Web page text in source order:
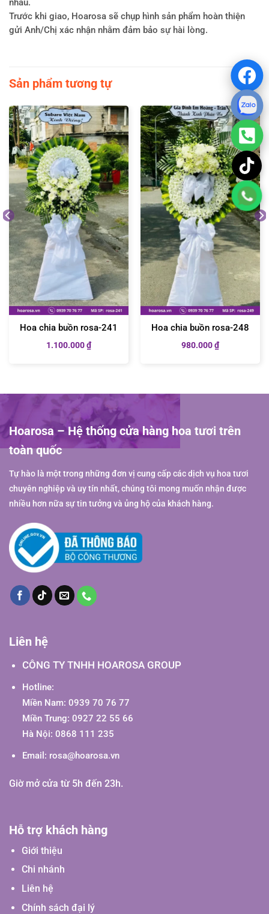
nhau.
Trước khi giao, Hoarosa sẽ chụp hình sản phẩm hoàn thiện
gửi Anh/Chị xác nhận nhằm đảm bảo sự hài lòng.
Sản phẩm tương tự
Hoa chia buồn rosa-241
1.100.000₫
Hoa chia buồn rosa-248
980.000₫
Hoarosa – Hệ thống cửa hàng hoa tươi trên
toàn quốc
Tự hào là một trong những đơn vị cung cấp các dịch vụ hoa tươi
chuyên nghiệp và uy tín nhất, chúng tôi mong muốn nhận được
nhiều hơn nữa sự tin tưởng và ủng hộ của khách hàng.
Liên hệ
CÔNG TY TNHH HOAROSA GROUP
Hotline:
Miền Nam: 0939 70 76 77
Miền Trung: 0927 22 55 66
Hà Nội: 0868 111 235
Email: rosa@hoarosa.vn
Giờ mở cửa từ 5h đến 23h.
Hỗ trợ khách hàng
Giới thiệu
Chi nhánh
Liên hệ
Chính sách đại lý